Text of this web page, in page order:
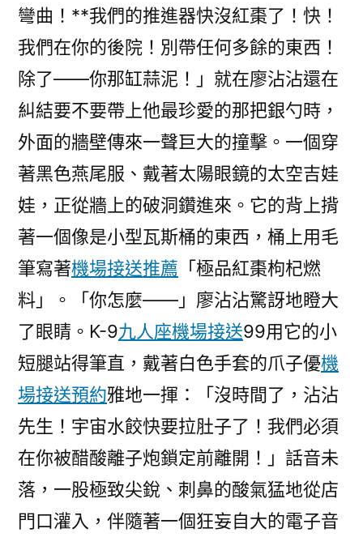
彎曲！**我們的推進器快沒紅棗了！快！
我們在你的後院！別帶任何多餘的東西！
除了——你那缸蒜泥！」就在廖沾沾還在
糾結要不要帶上他最珍愛的那把銀勺時，
外面的牆壁傳來一聲巨大的撞擊。一個穿
著黑色燕尾服、戴著太陽眼鏡的太空吉娃
娃，正從牆上的破洞鑽進來。它的背上揹
著一個像是小型瓦斯桶的東西，桶上用毛
筆寫著機場接送推薦 「極品紅棗枸杞燃
料」。「你怎麼——」廖沾沾驚訝地瞪大
了眼睛。K-9九人座機場接送99用它的小
短腿站得筆直，戴著白色手套的爪子優機
場接送預約雅地一揮：「沒時間了，沾沾
先生！宇宙水餃快要拉肚子了！我們必須
在你被醋酸離子炮鎖定前離開！」話音未
落，一股極致尖銳、刺鼻的酸氣猛地從店
門口灌入，伴隨著一個狂妄自大的電子音